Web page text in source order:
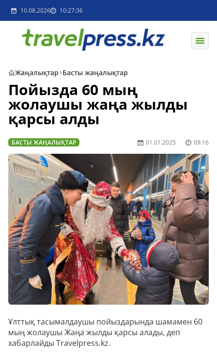
10.08.2026 10:27:36
Жаңалықтар Басты жаңалықтар
Пойызда 60 мың
жолаушы жаңа жылды
қарсы алды
БАСТЫ ЖАҢАЛЫҚТАР 01.01.2025 09:16
Ұлттық тасымалдаушы пойыздарында шамамен 60
мың жолаушы Жаңа жылды қарсы алады, деп
хабарлайды Travelpress.kz.